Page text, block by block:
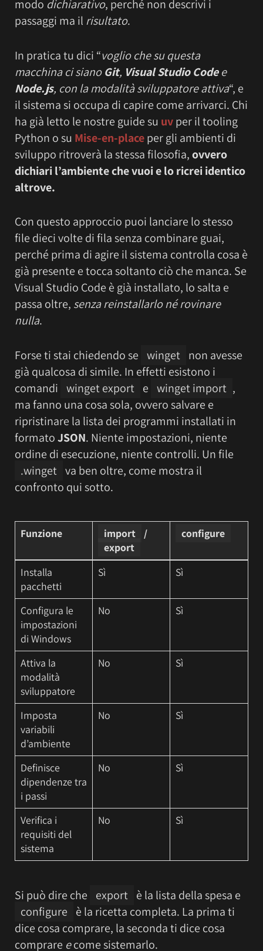
modo dichiarativo, perché non descrivi i
passaggi ma il risultato.
In pratica tu dici “voglio che su questa
macchina ci sianoGit, Visual Studio Codee
Node.js, con la modalità sviluppatore attiva“, e
il sistema si occupa di capire come arrivarci. Chi
ha già letto le nostre guide su uvper il tooling
Python o su Mise-en-placeper gli ambienti di
sviluppo ritroverà la stessa filosofia,ovvero
dichiari l’ambiente che vuoi e lo ricrei identico
altrove.
Con questo approccio puoi lanciare lo stesso
file dieci volte di fila senza combinare guai,
perché prima di agire il sistema controlla cosa è
già presente e tocca soltanto ciò che manca. Se
Visual Studio Code è già installato, lo salta e
passa oltre, senza reinstallarlo né rovinare
nulla.
Forse ti stai chiedendo se winget non avesse
già qualcosa di simile. In effetti esistono i
comandi winget export e winget import ,
ma fanno una cosa sola, ovvero salvare e
ripristinare la lista dei programmi installati in
formatoJSON. Niente impostazioni, niente
ordine di esecuzione, niente controlli. Un file
.winget va ben oltre, come mostra il
confronto qui sotto.
Funzione import
/
export
configure
Installa
pacchetti
Sì Sì
Configura le
impostazioni
di Windows
No Sì
Attiva la
modalità
sviluppatore
No Sì
Imposta
variabili
d’ambiente
No Sì
Definisce
dipendenze tra
i passi
No Sì
Verifica i
requisiti del
sistema
No Sì
Si può dire che export è la lista della spesa e
configure
è la ricetta completa. La prima ti
dice cosa comprare, la seconda ti dice cosa
comprare ecome sistemarlo.